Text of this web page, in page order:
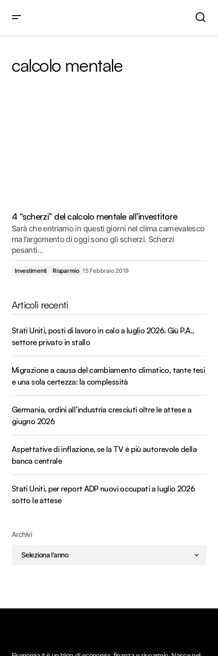
calcolo mentale
4 “scherzi” del calcolo mentale all’investitore
Sarà che entriamo in questi giorni nel clima carnevalesco
ma l’argomento di oggi sono gli scherzi. Scherzi
pesanti…
Investimenti Risparmio 15 Febbraio 2019
Articoli recenti
Stati Uniti, posti di lavoro in calo a luglio 2026. Giù P.A.,
settore privato in stallo
Migrazione a causa del cambiamento climatico, tante tesi
e una sola certezza: la complessità
Germania, ordini all’industria cresciuti oltre le attese a
giugno 2026
Aspettative di inflazione, se la TV è più autorevole della
banca centrale
Stati Uniti, per report ADP nuovi occupati a luglio 2026
sotto le attese
Archivi